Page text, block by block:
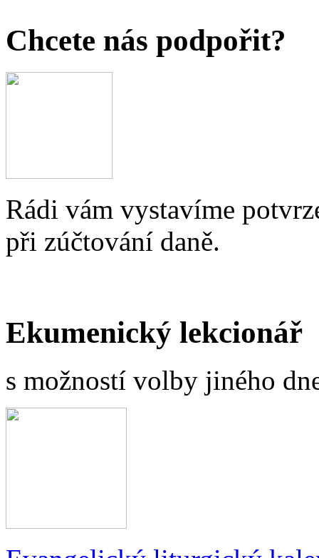
Chcete nás podpořit?
Rádi vám vystavíme
při zúčtování daně.
Ekumenický lekcionář
s možností volby jiného